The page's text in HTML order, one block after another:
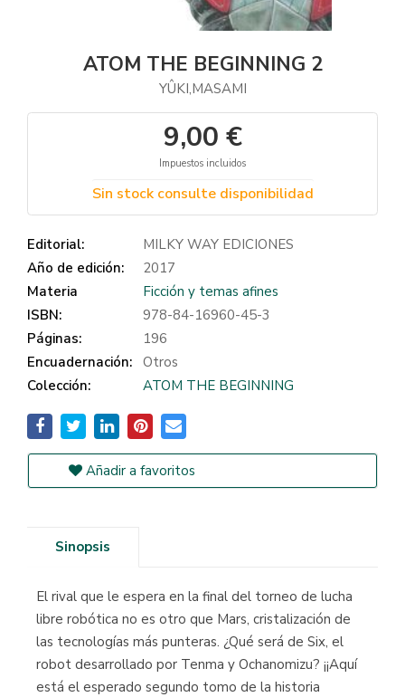
ATOM THE BEGINNING 2
YÛKI,MASAMI
9,00 €
Impuestos incluidos
Sin stock consulte disponibilidad
Editorial:
MILKY WAY EDICIONES
Año de edición:
2017
Materia
Ficción y temas afines
ISBN:
978-84-16960-45-3
Páginas:
196
Encuadernación: Otros
Colección:
ATOM THE BEGINNING
Añadir a favoritos
Sinopsis
El rival que le espera en la final del torneo de lucha
libre robótica no es otro que Mars, cristalización de
las tecnologías más punteras. ¿Qué será de Six, el
robot desarrollado por Tenma y Ochanomizu? ¡¡Aquí
está el esperado segundo tomo de la historia